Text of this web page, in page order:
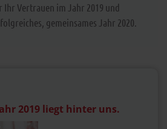
Vertrauen im Jahr 2019 und
gemeinsames Jahr 2020.
2019 liegt hinter uns.